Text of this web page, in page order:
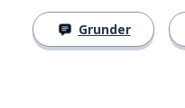
Grunder